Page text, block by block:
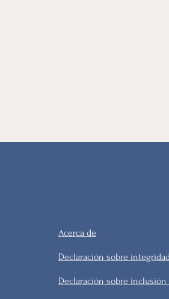
Acerca de
Declaración sobre
Declaración sobre inclusión